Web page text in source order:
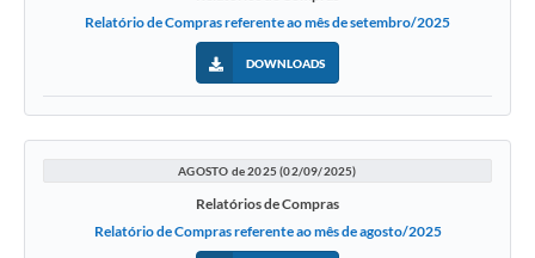
Relatório de Compras referente ao mês de setembro/2025
DOWNLOADS
AGOSTO de 2025 (02/09/2025)
Relatórios de Compras
Relatório de Compras referente ao mês de agosto/2025